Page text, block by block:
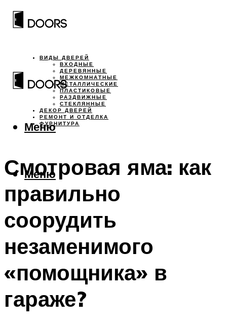
ВИДЫ ДВЕРЕЙ
ВХОДНЫЕ
ДЕРЕВЯННЫЕ
МЕЖКОМНАТНЫЕ
МЕТАЛЛИЧЕСКИЕ
ПЛАСТИКОВЫЕ
РАЗДВИЖНЫЕ
СТЕКЛЯННЫЕ
ДЕКОР ДВЕРЕЙ
РЕМОНТ И ОТДЕЛКА
ФУРНИТУРА
Меню
Меню
Смотровая яма: как
правильно
соорудить
незаменимого
«помощника» в
гараже?